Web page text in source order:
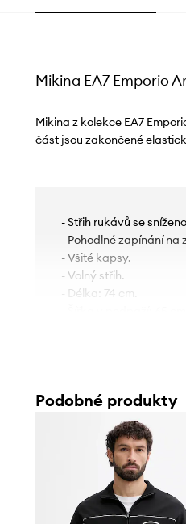
Mikina EA7 Emporio
Mikina z kolekce EA7
část jsou zakončené
- Střih rukávů se
- Pohodlné zapínání
- Všité kapsy.
- Volný střih.
- Délka: 74 cm.
Podobné produkty